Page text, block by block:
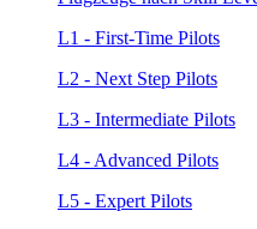
L1 - First-Time Pilots
L2 - Next Step Pilots
L3 - Intermediate Pilots
L4 - Advanced Pilots
L5 - Expert Pilots